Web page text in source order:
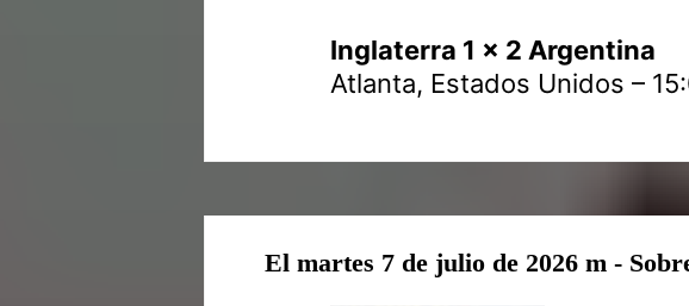
Inglaterra 1 x 2 Argentina
Atlanta, Estados Unidos –
El martes 7 de julio de 2026 m -